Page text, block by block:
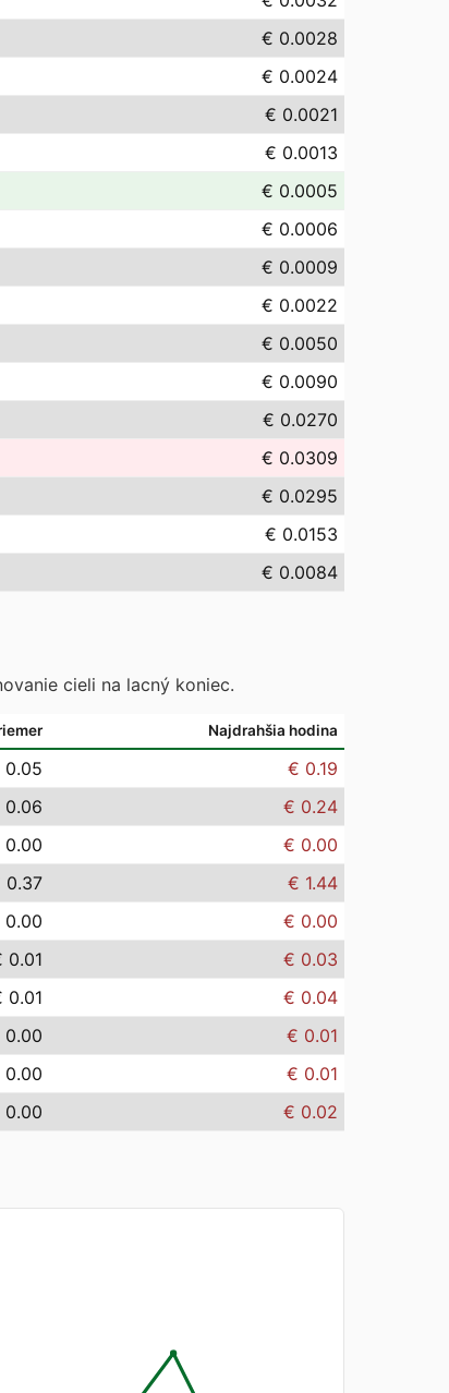
€ 0.0028
€ 0.0024
€ 0.0021
€ 0.0013
€ 0.0005
€ 0.0006
€ 0.0009
€ 0.0022
€ 0.0050
€ 0.0090
€ 0.0270
€ 0.0309
€ 0.0295
€ 0.0153
€ 0.0084
cieli na lacný koniec.
Najdrahšia hodina
0.05
€ 0.19
0.06
€ 0.24
0.00
€ 0.00
0.37
€ 1.44
0.00
€ 0.00
0.01
€ 0.03
0.01
€ 0.04
0.00
€ 0.01
0.00
€ 0.01
0.00 € 0.02